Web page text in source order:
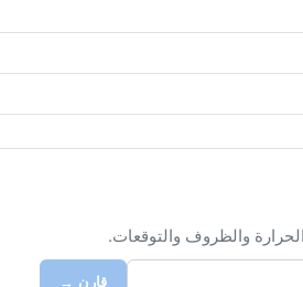
والظروف والتوقعات.
قارن →